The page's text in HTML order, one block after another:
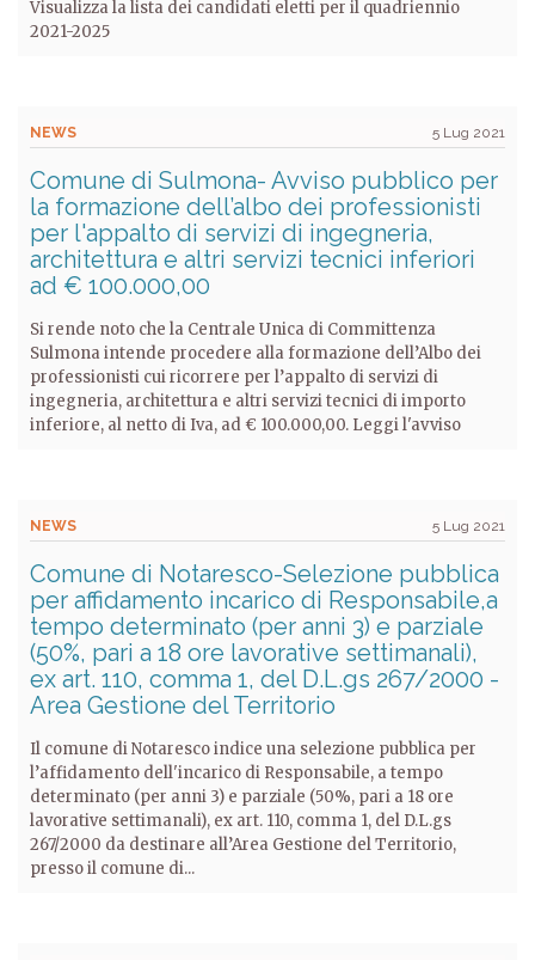
Visualizza la lista dei candidati eletti per il quadriennio
2021-2025
NEWS 5 Lug 2021
Comune di Sulmona- Avviso pubblico per
la formazione dell’albo dei professionisti
per l'appalto di servizi di ingegneria,
architettura e altri servizi tecnici inferiori
ad € 100.000,00
Si rende noto che la Centrale Unica di Committenza
Sulmona intende procedere alla formazione dell’Albo dei
professionisti cui ricorrere per l’appalto di servizi di
ingegneria, architettura e altri servizi tecnici di importo
inferiore, al netto di Iva, ad € 100.000,00. Leggi l'avviso
NEWS 5 Lug 2021
Comune di Notaresco-Selezione pubblica
per affidamento incarico di Responsabile,a
tempo determinato (per anni 3) e parziale
(50%, pari a 18 ore lavorative settimanali),
ex art. 110, comma 1, del D.L.gs 267/2000 -
Area Gestione del Territorio
Il comune di Notaresco indice una selezione pubblica per
l’affidamento dell'incarico di Responsabile, a tempo
determinato (per anni 3) e parziale (50%, pari a 18 ore
lavorative settimanali), ex art. 110, comma 1, del D.L.gs
267/2000 da destinare all’Area Gestione del Territorio,
presso il comune di...